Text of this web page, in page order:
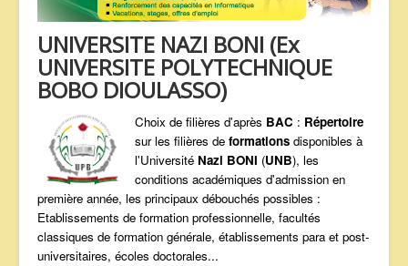
FAQ
CONTACTS
TELECHARGEMENTS
UNIVERSITE NAZI BONI (Ex
UNIVERSITE POLYTECHNIQUE
BOBO DIOULASSO)
Choix de filières d'après BAC : Répertoire
sur les filières de formations disponibles à
l'Université Nazi BONI (UNB), les
conditions académiques d'admission en
première année, les principaux débouchés possibles :
Etablissements de formation professionnelle, facultés
classiques de formation générale, établissements para et post-
universitaires, écoles doctorales...